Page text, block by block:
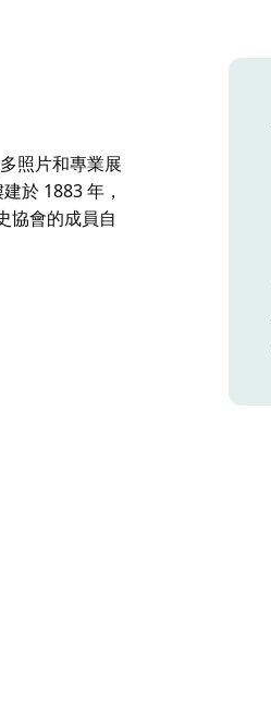
照片和專業展
於 1883 年，
協會的成員自